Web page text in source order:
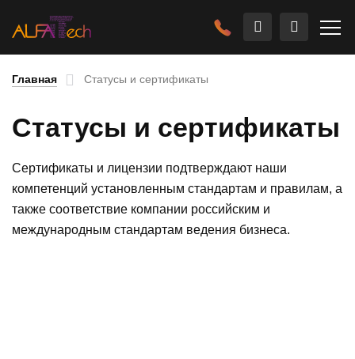
Главная Статусы и сертификаты
Статусы и сертификаты
Сертификаты и лицензии подтверждают наши
компетенций установленным стандартам и правилам, а
также соответствие компании российским и
международным стандартам ведения бизнеса.